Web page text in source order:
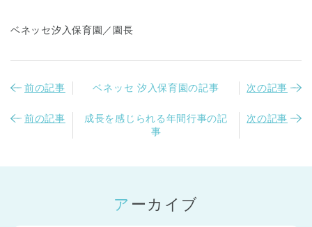
ベネッセ汐入保育園／園長
前の記事 ベネッセ 汐入保育園の記事 次の記事
前の記事
成長を感じられる年間行事の記
事
次の記事
アーカイブ